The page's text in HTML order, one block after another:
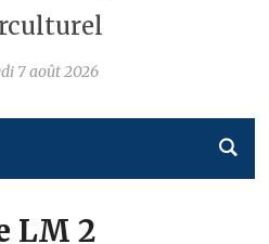
7 août 2026
LM 2